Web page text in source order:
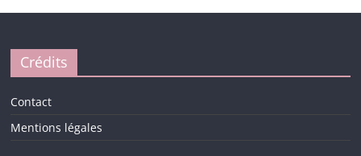
Crédits
Contact
Mentions légales